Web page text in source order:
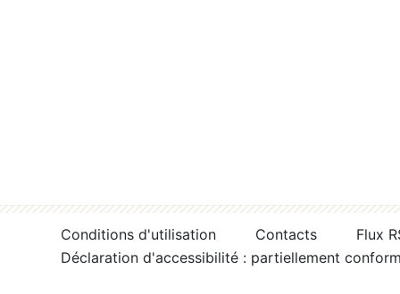
Conditions d'utilisation Contacts
Flux
Déclaration d'accessibilité : partiellement